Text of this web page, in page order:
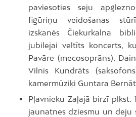
paviesoties seju
figūriņu veidošanas
izskanēs Čiekurkalna
jubilejai veltīts koncerts,
Pavāre (mecosoprāns),
Vilnis Kundrāts
kamermūziķi Guntara
Pļavnieku Zaļajā birzī plkst.
jaunatnes dziesmu un deju